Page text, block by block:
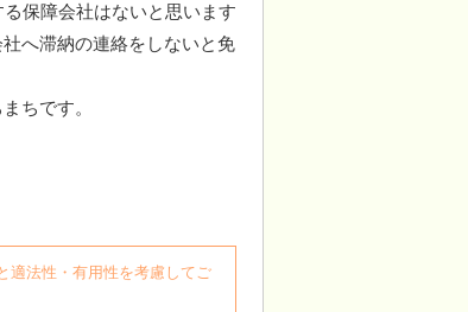
保障会社はないと思います
へ滞納の連絡をしないと免
ちです。
適法性・有用性を考慮してご